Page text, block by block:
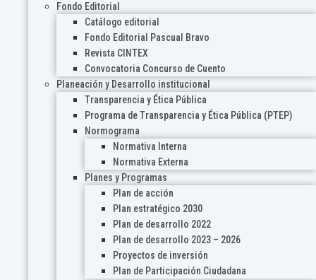
Fondo Editorial
Catálogo editorial
Fondo Editorial Pascual Bravo
Revista CINTEX
Convocatoria Concurso de Cuento
Planeación y Desarrollo institucional
Transparencia y Ética Pública
Programa de Transparencia y Ética Pública (PTEP)
Normograma
Normativa Interna
Normativa Externa
Planes y Programas
Plan de acción
Plan estratégico 2030
Plan de desarrollo 2022
Plan de desarrollo 2023 – 2026
Proyectos de inversión
Plan de Participación Ciudadana